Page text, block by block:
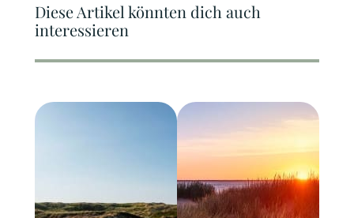
Diese Artikel könnten dich auch
interessieren